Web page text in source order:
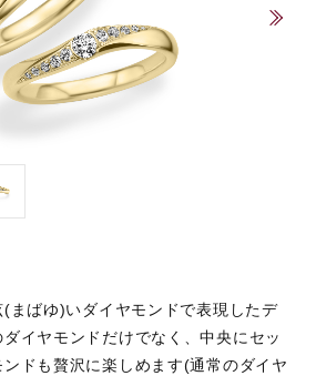
まばゆ)いダイヤモンドで表現したデ
イヤモンドだけでなく、中央にセッ
ンドも贅沢に楽しめます(通常のダイヤ